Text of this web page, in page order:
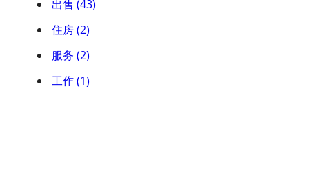
出售 (43)
住房 (2)
服务 (2)
工作 (1)